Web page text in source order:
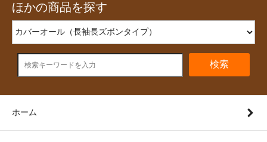
ほかの商品を探す
検索
ホーム